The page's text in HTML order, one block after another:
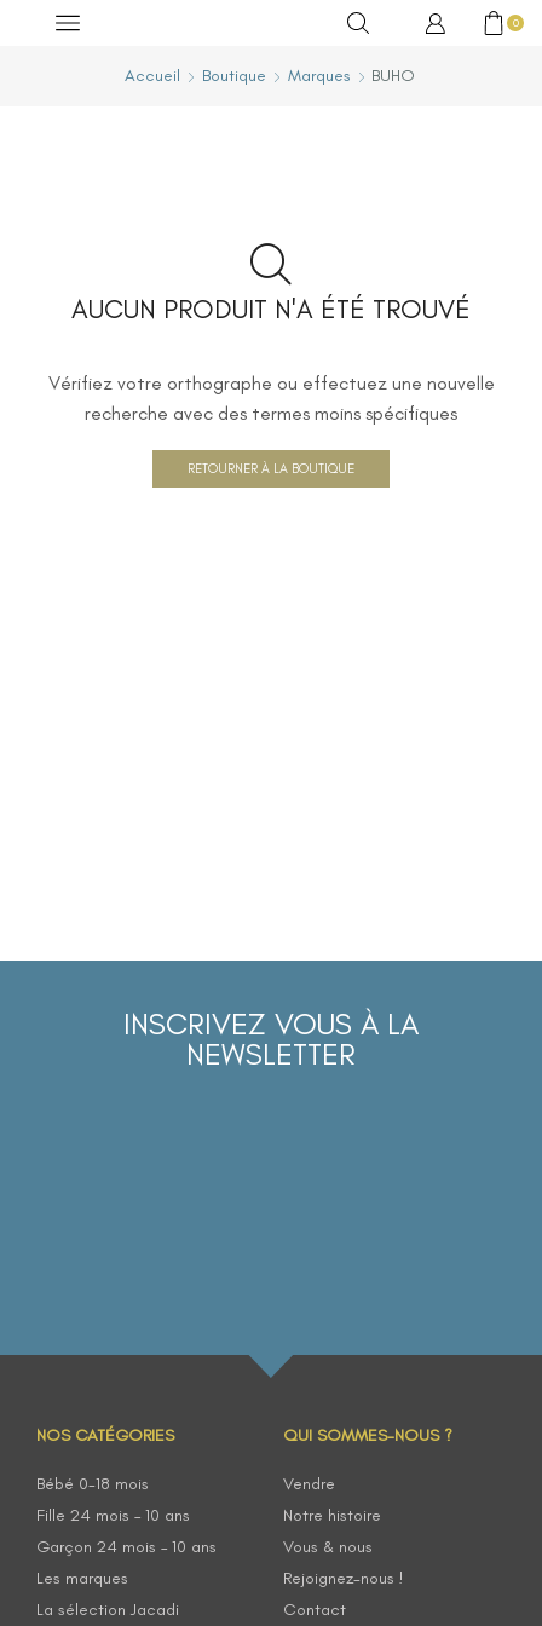
0
Accueil Boutique Marques BUHO
AUCUN PRODUIT N'A ÉTÉ TROUVÉ
Vérifiez votre orthographe ou effectuez une nouvelle
recherche avec des termes moins spécifiques
RETOURNER À LA BOUTIQUE
INSCRIVEZ VOUS À LA
NEWSLETTER
NOS CATÉGORIES
Bébé 0-18 mois
Fille 24 mois – 10 ans
Garçon 24 mois – 10 ans
Les marques
La sélection Jacadi
QUI SOMMES-NOUS ?
Vendre
Notre histoire
Vous & nous
Rejoignez-nous !
Contact